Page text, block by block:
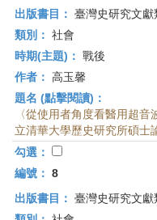
出版書目： 臺灣史研究文
類別： 社會
時期(主題)： 戰後
作者： 高玉馨
題名 (點擊閱讀)：
〈從使用者角度看醫用超
立清華大學歷史研究所碩士
勾選：
編號： 8
出版書目： 臺灣史研究文